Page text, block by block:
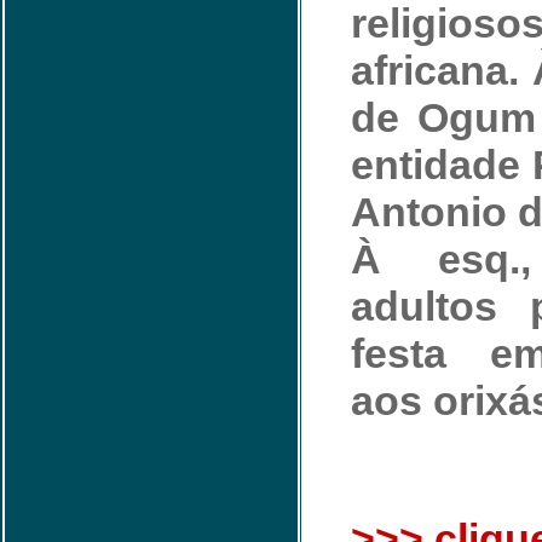
africana.
de
entidade
Antonio
À
adultos
festa
aos